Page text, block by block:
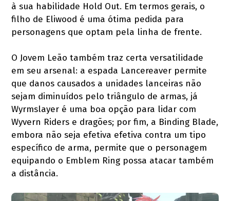
à sua habilidade Hold Out. Em termos gerais, o
filho de Eliwood é uma ótima pedida para
personagens que optam pela linha de frente.
O Jovem Leão também traz certa versatilidade
em seu arsenal: a espada Lancereaver permite
que danos causados a unidades lanceiras não
sejam diminuídos pelo triângulo de armas, já
Wyrmslayer é uma boa opção para lidar com
Wyvern Riders e dragões; por fim, a Binding Blade,
embora não seja efetiva efetiva contra um tipo
específico de arma, permite que o personagem
equipando o Emblem Ring possa atacar também
a distância.